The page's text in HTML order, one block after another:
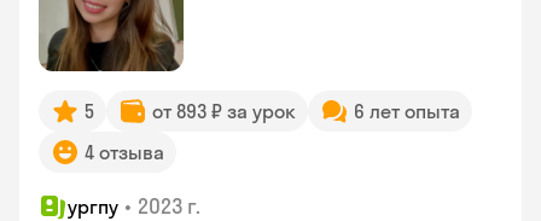
5 от 893 ₽ за урок
6 лет опыта
4 отзыва
ургпу • 2023 г.